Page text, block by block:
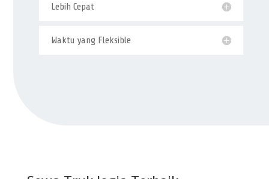
Lebih Cepat
Waktu yang Fleksible